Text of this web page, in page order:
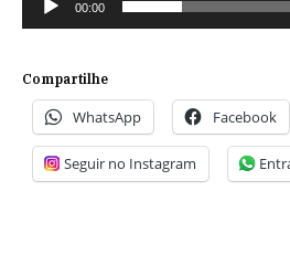
00:00
Compartilhe
WhatsApp Facebook
Seguir no Instagram